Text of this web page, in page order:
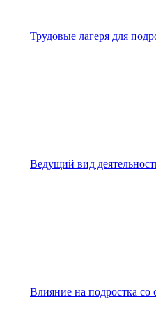
Трудовые лагеря для
Ведущий вид
Влияние на подростка со